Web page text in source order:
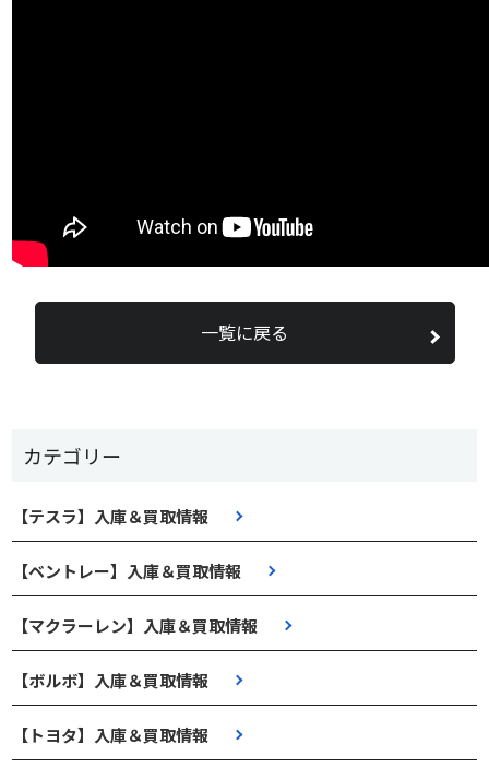
カテゴリー
【テスラ】入庫＆買取情報
【ベントレー】入庫＆買取情報
【マクラーレン】入庫＆買取情報
【ボルボ】入庫＆買取情報
【トヨタ】入庫＆買取情報
一覧に戻る